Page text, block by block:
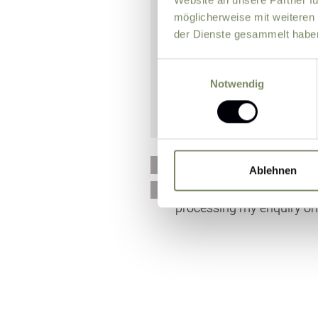
möglicherweise mit
der Dienste gesammelt
Notwendig
Ablehnen
Please send me news
I agree that the personal
processing my enquiry